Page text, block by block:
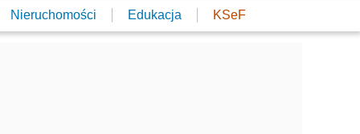
Nieruchomości Edukacja KSeF